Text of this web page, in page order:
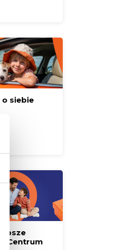
o siebie
Centrum